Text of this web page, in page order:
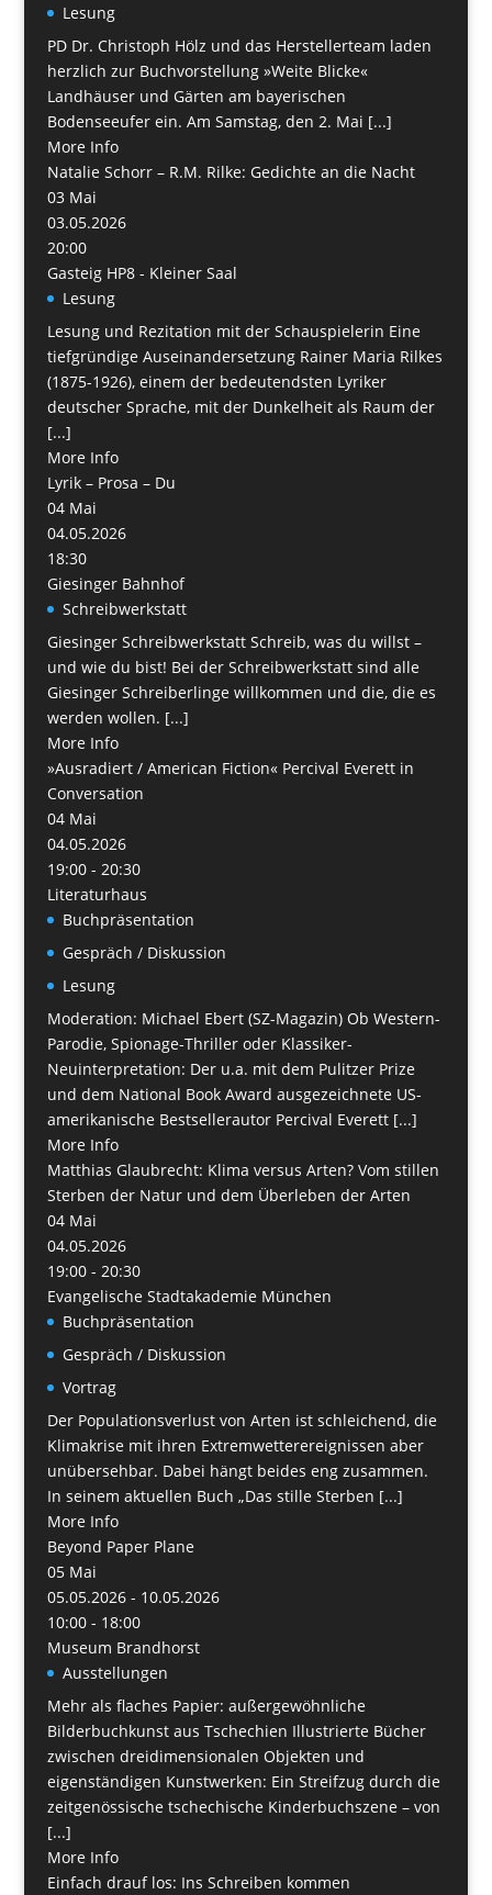
Lesung
PD Dr. Christoph Hölz und das Herstellerteam laden
herzlich zur Buchvorstellung »Weite Blicke«
Landhäuser und Gärten am bayerischen
Bodenseeufer ein. Am Samstag, den 2. Mai [...]
More Info
Natalie Schorr – R.M. Rilke: Gedichte an die Nacht
03 Mai
03.05.2026
20:00
Gasteig HP8 - Kleiner Saal
Lesung
Lesung und Rezitation mit der Schauspielerin Eine
tiefgründige Auseinandersetzung Rainer Maria Rilkes
(1875-1926), einem der bedeutendsten Lyriker
deutscher Sprache, mit der Dunkelheit als Raum der
[...]
More Info
Lyrik – Prosa – Du
04 Mai
04.05.2026
18:30
Giesinger Bahnhof
Schreibwerkstatt
Giesinger Schreibwerkstatt Schreib, was du willst –
und wie du bist! Bei der Schreibwerkstatt sind alle
Giesinger Schreiberlinge willkommen und die, die es
werden wollen. [...]
More Info
»Ausradiert / American Fiction« Percival Everett in
Conversation
04 Mai
04.05.2026
19:00 - 20:30
Literaturhaus
Buchpräsentation
Gespräch / Diskussion
Lesung
Moderation: Michael Ebert (SZ-Magazin) Ob Western-
Parodie, Spionage-Thriller oder Klassiker-
Neuinterpretation: Der u.a. mit dem Pulitzer Prize
und dem National Book Award ausgezeichnete US-
amerikanische Bestsellerautor Percival Everett [...]
More Info
Matthias Glaubrecht: Klima versus Arten? Vom stillen
Sterben der Natur und dem Überleben der Arten
04 Mai
04.05.2026
19:00 - 20:30
Evangelische Stadtakademie München
Buchpräsentation
Gespräch / Diskussion
Vortrag
Der Populationsverlust von Arten ist schleichend, die
Klimakrise mit ihren Extremwetterereignissen aber
unübersehbar. Dabei hängt beides eng zusammen.
In seinem aktuellen Buch „Das stille Sterben [...]
More Info
Beyond Paper Plane
05 Mai
05.05.2026 - 10.05.2026
10:00 - 18:00
Museum Brandhorst
Ausstellungen
Mehr als flaches Papier: außergewöhnliche
Bilderbuchkunst aus Tschechien Illustrierte Bücher
zwischen dreidimensionalen Objekten und
eigenständigen Kunstwerken: Ein Streifzug durch die
zeitgenössische tschechische Kinderbuchszene – von
[...]
More Info
Einfach drauf los: Ins Schreiben kommen